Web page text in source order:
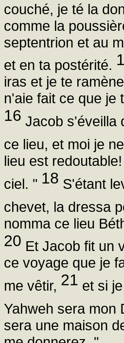
couché, je té la
comme la
septentrion et au
et en ta postérité.
iras et je te
n'aie fait ce que je
16 Jacob s'éveilla
ce lieu, et moi je
lieu est
ciel. " 18 S'étant
chevet, la dressa
nomma ce lieu
20 Et Jacob fit un
ce voyage que je
me vêtir, 21 et si
Yahweh sera mon
sera une maison